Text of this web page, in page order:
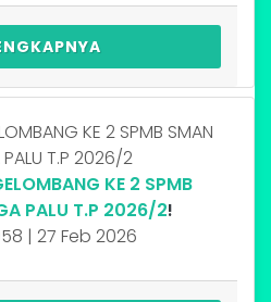
KE 2 SPMB
PALU T.P 2026/2!
| 27 Feb 2026